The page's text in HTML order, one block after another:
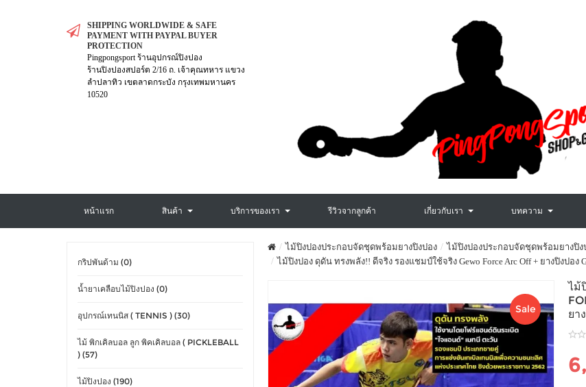
SHIPPING WORLDWIDE & SAFE
PAYMENT WITH PAYPAL BUYER
PROTECTION
Pingpongsport ร้านอุปกรณ์ปิงปอง
ร้านปิงปองสปอร์ต 2/16 ถ. เจ้าคุณทหาร แขวง
ลำปลาทิว เขตลาดกระบัง กรุงเทพมหานคร
10520
หน้าแรก สินค้า บริการของเรา รีวิวจากลูกค้า เกี่ยวกับเรา บทความ
กริปพันด้าม (0)
น้ำยาเคลือบไม้ปิงปอง (0)
อุปกรณ์เทนนิส ( TENNIS ) (30)
ไม้ พิกเคิลบอล ลูก พิคเคิลบอล ( PICKLEBALL
) (57)
ไม้ปิงปอง (190)
ไม้ปิงปองประกอบจัดชุดพร้อมยางปิงปอง
ไม้ปิงปองประกอบจัดชุดพร้อมยางปิง
ไม้ปิงปอง ดุดัน ทรงพลัง!! ดีจริง รองแชมป์ใช้จริง Gewo Force Arc Off + ยางปิงปอง
Sale
ไม้
ยา